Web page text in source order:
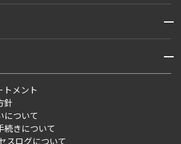
ン
開閉
ス
約まで
開閉
トメント
針
について
続きについて
スログについて